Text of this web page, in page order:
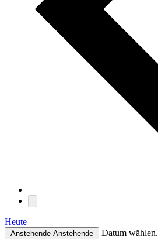
Heute
Anstehende Anstehende Datum wählen.